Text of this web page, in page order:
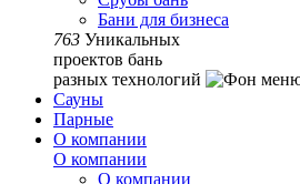
Бани для бизнеса
763 Уникальных
проектов бань
разных технологий
Сауны
Парные
О компании
О компании
О компании